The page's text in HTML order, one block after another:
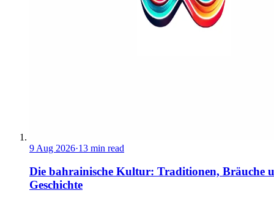
9 Aug 2026·13 min read
Die bahrainische Kultur: Traditionen, Bräuche
Geschichte